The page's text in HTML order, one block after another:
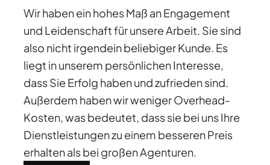
Wir haben ein hohes Maß an Engagement
und Leidenschaft für unsere Arbeit. Sie sind
also nicht irgendein beliebiger Kunde. Es
liegt in unserem persönlichen Interesse,
dass Sie Erfolg haben und zufrieden sind.
Außerdem haben wir weniger Overhead-
Kosten, was bedeutet, dass sie bei uns Ihre
Dienstleistungen zu einem besseren Preis
erhalten als bei großen Agenturen.